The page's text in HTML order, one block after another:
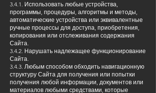
3.4.1. Использовать любые устройства,
программы, процедуры, алгоритмы и методы,
автоматические устройства или эквивалентные
ручные процессы для доступа, приобретения,
копирования или отслеживания содержания
Сайта.
3.4.2. Нарушать надлежащее функционирование
Сайта.
3.4.3. Любым способом обходить навигационную
структуру Сайта для получения или попытки
получения любой информации, документов или
материалов любыми средствами, которые